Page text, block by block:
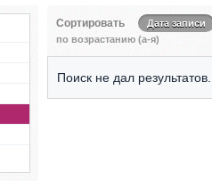
Сортировать
Дата записи
по возрастанию (а-я)
Поиск не дал результатов.